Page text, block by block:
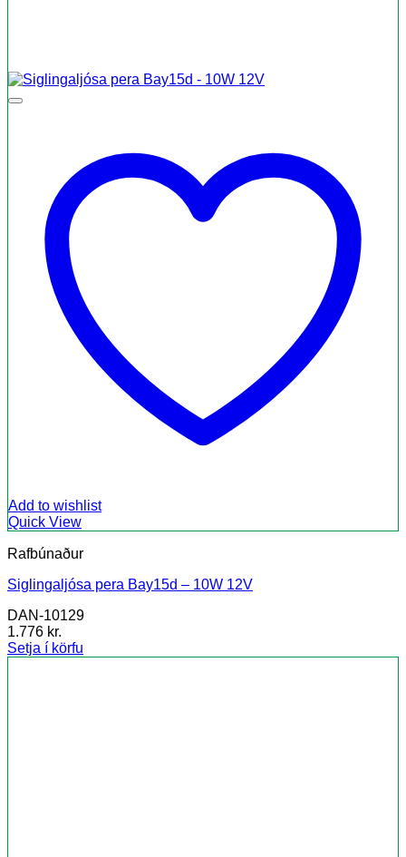
Add to wishlist
Quick View
Rafbúnaður
Siglingaljósa pera Bay15d – 10W 12V
DAN-10129
1.776 kr.
Setja í körfu